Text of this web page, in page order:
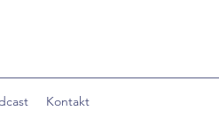
Kontakt